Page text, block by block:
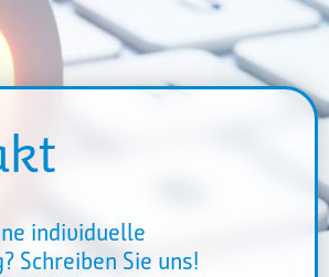
individuelle
Schreiben Sie uns!